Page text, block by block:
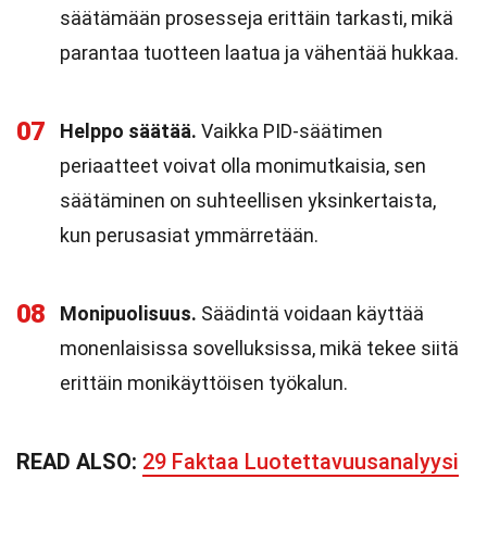
säätämään prosesseja erittäin tarkasti, mikä
parantaa tuotteen laatua ja vähentää hukkaa.
07 Helppo säätää. Vaikka PID-säätimen
periaatteet voivat olla monimutkaisia, sen
säätäminen on suhteellisen yksinkertaista,
kun perusasiat ymmärretään.
08 Monipuolisuus. Säädintä voidaan käyttää
monenlaisissa sovelluksissa, mikä tekee siitä
erittäin monikäyttöisen työkalun.
READ ALSO: 29 Faktaa Luotettavuusanalyysi